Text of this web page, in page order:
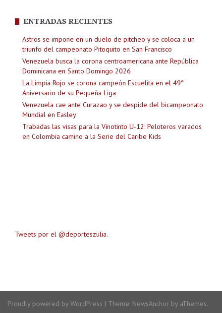
ENTRADAS RECIENTES
Astros se impone en un duelo de pitcheo y se coloca a un
triunfo del campeonato Pitoquito en San Francisco
Venezuela busca la corona centroamericana ante República
Dominicana en Santo Domingo 2026
La Limpia Rojo se corona campeón Escuelita en el 49°
Aniversario de su Pequeña Liga
Venezuela cae ante Curazao y se despide del bicampeonato
Mundial en Easley
Trabadas las visas para la Vinotinto U-12: Peloteros varados
en Colombia camino a la Serie del Caribe Kids
Tweets por el @deporteszulia.
Proudly powered by WordPress | Theme: NewsAnchor by aThemes.